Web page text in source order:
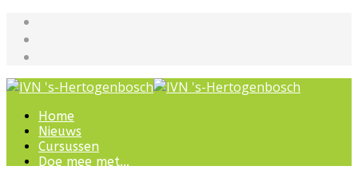
Home
Nieuws
Cursussen
Doe mee met...